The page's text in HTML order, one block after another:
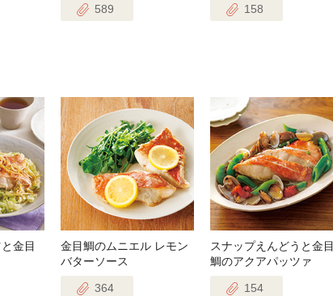
589 158
金目
金目鯛のムニエル レモン
バターソース
364
スナップえんどうと金目
鯛のアクアパッツァ
154